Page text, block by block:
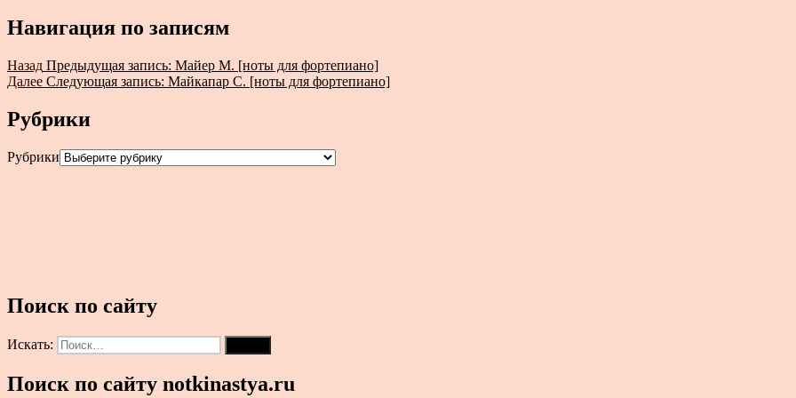
Навигация по записям
Назад Предыдущая запись: Майер М. [ноты для фортепиано]
Далее Следующая запись: Майкапар С. [ноты для фортепиано]
Рубрики
Рубрики
Поиск по сайту
Искать:
Поиск по сайту notkinastya.ru